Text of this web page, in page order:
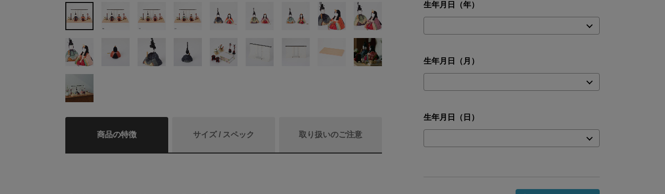
商品の特徴 サイズ / スペック 取り扱いのご注意
生年月日（年）
生年月日（月）
生年月日（日）